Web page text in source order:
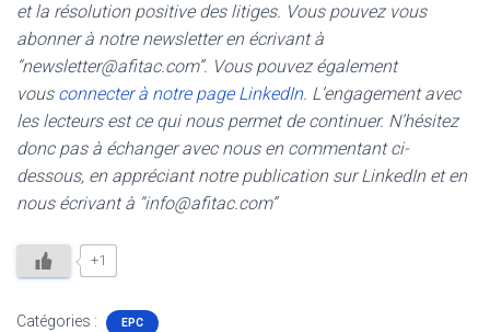
et la résolution positive des litiges. Vous pouvez vous
abonner à notre newsletter en écrivant à
“newsletter@afitac.com”. Vous pouvez également
vous connecter à notre page LinkedIn. L’engagement avec
les lecteurs est ce qui nous permet de continuer. N’hésitez
donc pas à échanger avec nous en commentant ci-
dessous, en appréciant notre publication sur LinkedIn et en
nous écrivant à “info@afitac.com”
+1
Catégories : EPC